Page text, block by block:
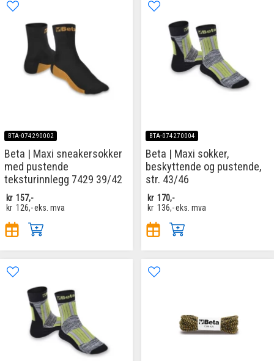
BTA-074290002
Beta | Maxi sneakersokker
med pustende
teksturinnlegg 7429 39/42
kr 157,-
kr 126,-eks. mva
BTA-074270004
Beta | Maxi sokker,
beskyttende og pustende,
str. 43/46
kr 170,-
kr 136,-eks. mva